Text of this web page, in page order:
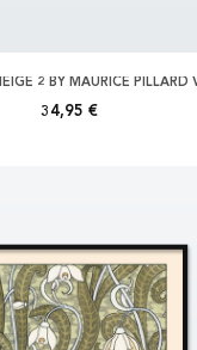
34,95 €